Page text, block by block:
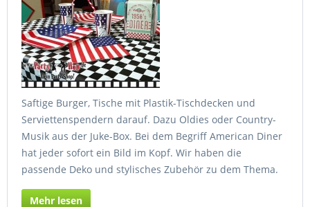
Saftige Burger, Tische mit Plastik-Tischdecken und
Serviettenspendern darauf. Dazu Oldies oder Country-
Musik aus der Juke-Box. Bei dem Begriff American Diner
hat jeder sofort ein Bild im Kopf. Wir haben die
passende Deko und stylisches Zubehör zu dem Thema.
Mehr lesen